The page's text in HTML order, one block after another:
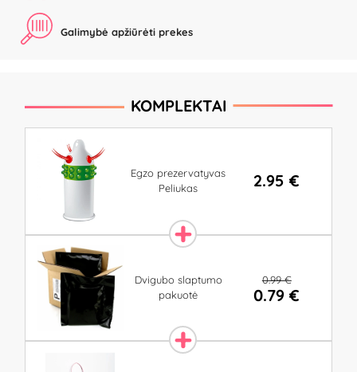
Galimybė apžiūrėti prekes
KOMPLEKTAI
Egzo prezervatyvas
Peliukas
2.95 €
Dvigubo slaptumo
pakuotė
0.99 €
0.79 €